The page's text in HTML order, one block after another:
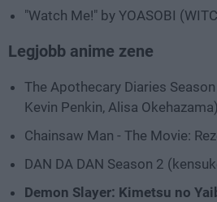
"Watch Me!" by YOASOBI
Legjobb anime zene
The Apothecary Diaries
Kevin Penkin, Alisa Okehazama)
Chainsaw Man - The Movie:
DAN DA DAN Season 2
Demon Slayer: Kimetsu no